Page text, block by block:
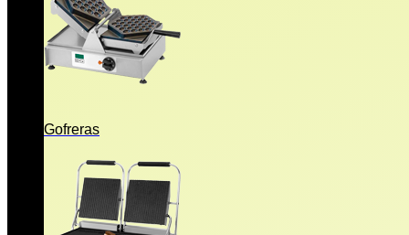
Gofreras